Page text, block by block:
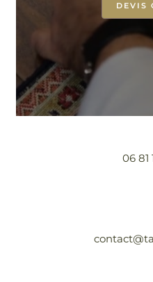
DEVIS
06 81